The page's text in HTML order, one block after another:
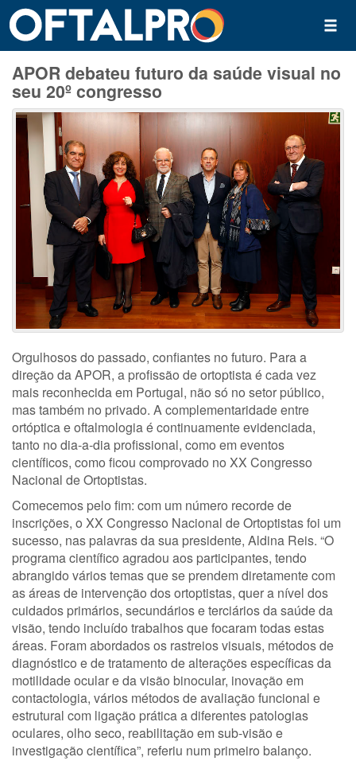
APOR debateu futuro da saúde visual no
seu 20º congresso
Orgulhosos do passado, confiantes no futuro. Para a
direção da APOR, a profissão de ortoptista é cada vez
mais reconhecida em Portugal, não só no setor público,
mas também no privado. A complementaridade entre
ortóptica e oftalmologia é continuamente evidenciada,
tanto no dia-a-dia profissional, como em eventos
científicos, como ficou comprovado no XX Congresso
Nacional de Ortoptistas.
Comecemos pelo fim: com um número recorde de
inscrições, o XX Congresso Nacional de Ortoptistas foi um
sucesso, nas palavras da sua presidente, Aldina Reis. “O
programa científico agradou aos participantes, tendo
abrangido vários temas que se prendem diretamente com
as áreas de intervenção dos ortoptistas, quer a nível dos
cuidados primários, secundários e terciários da saúde da
visão, tendo incluído trabalhos que focaram todas estas
áreas. Foram abordados os rastreios visuais, métodos de
diagnóstico e de tratamento de alterações específicas da
motilidade ocular e da visão binocular, inovação em
contactologia, vários métodos de avaliação funcional e
estrutural com ligação prática a diferentes patologias
oculares, olho seco, reabilitação em sub-visão e
investigação científica”, referiu num primeiro balanço.